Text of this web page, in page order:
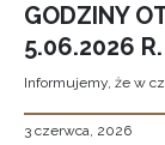
GODZINY
5.06.2026 R.
Informujemy, że w
3 czerwca, 2026